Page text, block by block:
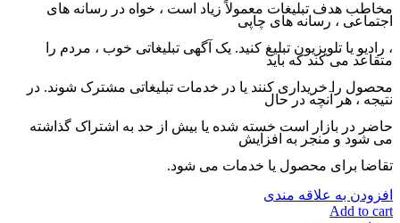
مخاطب هدف تبلیغات معمولاً زیاد است ، خواه در رسانه های
اجتماعی ، رسانه های چاپی
، رادیو یا تلویزیون تبلیغ کنید. یک آگهی تبلیغاتی خوب ، مردم را
متقاعد می کند که باید
محصول را خریداری کنند یا در خدمات تبلیغاتی مشترک شوند. در
نتیجه ، هر آنچه در حال
حاضر در بازار است خسته شده یا بیش از حد به اشتراک گذاشته
می شود و منجر به افزایش
تقاضا برای محصول یا خدمات می شود.
افزودن به علاقه مندی
Add to cart